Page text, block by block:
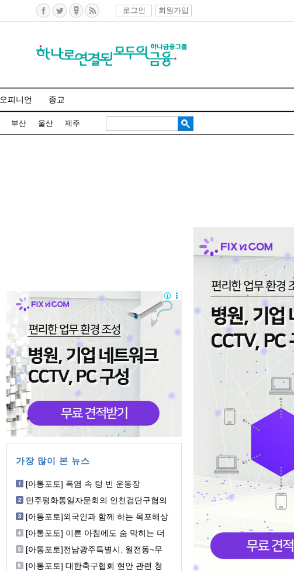
로그인 회원가입
오피니언 종교
부산 울산 제주
가장 많이 본 뉴스
[아통포토] 폭염 속 텅 빈 운동장
민주평화통일자문회의 인천검단구협의
[아통포토]외국인과 함께 하는 목포해상
[아통포토] 이른 아침에도 숨 막히는 더
[아통포토]전남광주특별시, 월전동~무
[아통포토] 대한축구협회 현안 관련 청